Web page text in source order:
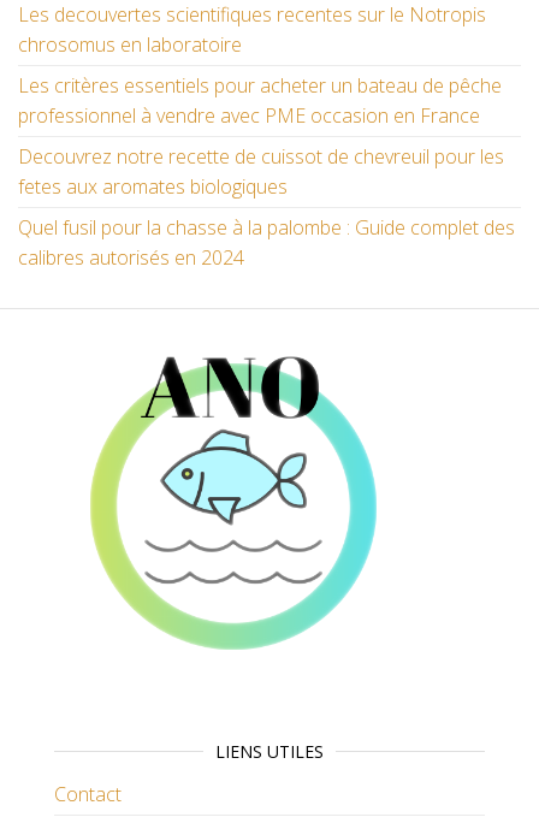
Les decouvertes scientifiques recentes sur le Notropis
chrosomus en laboratoire
Les critères essentiels pour acheter un bateau de pêche
professionnel à vendre avec PME occasion en France
Decouvrez notre recette de cuissot de chevreuil pour les
fetes aux aromates biologiques
Quel fusil pour la chasse à la palombe : Guide complet des
calibres autorisés en 2024
LIENS UTILES
Contact